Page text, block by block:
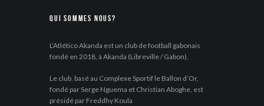
Qui sommes nous?
L’Atlético Akanda est un club de football gabonais
fondé en 2018, à Akanda (Libreville / Gabon).
Le club, basé au Complexe Sportif le Ballon d’Or,
fondé par Serge Nguema et Christian Aboghe, est
présidé par Freddhy Koula